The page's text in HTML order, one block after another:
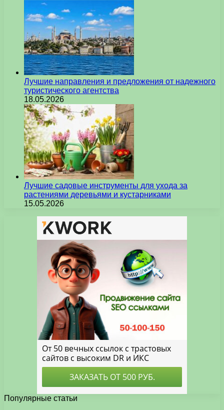
Лучшие направления и предложения от надежного
туристического агентства
18.05.2026
Лучшие садовые инструменты для ухода за
растениями деревьями и кустарниками
15.05.2026
Популярные статьи